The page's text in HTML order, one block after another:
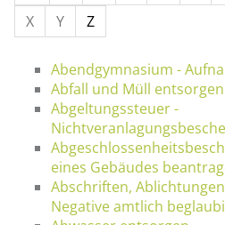
X
Y Z
Abendgymnasium -
Abfall und Müll entsorgen
Abgeltungssteuer -
eines Gebäudes
Abschriften,
Negative amtlich